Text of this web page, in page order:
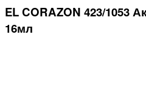
EL CORAZON 423/1053
16мл